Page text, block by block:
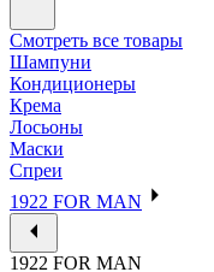
Смотреть все товары
Шампуни
Кондиционеры
Крема
Лосьоны
Маски
Спреи
1922 FOR MAN
1922 FOR MAN